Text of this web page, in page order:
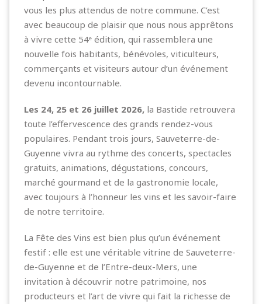
vous les plus attendus de notre commune. C’est
avec beaucoup de plaisir que nous nous apprêtons
à vivre cette 54ᵉ édition, qui rassemblera une
nouvelle fois habitants, bénévoles, viticulteurs,
commerçants et visiteurs autour d’un événement
devenu incontournable.
Les 24, 25 et 26 juillet 2026, la Bastide retrouvera
toute l’effervescence des grands rendez-vous
populaires. Pendant trois jours, Sauveterre-de-
Guyenne vivra au rythme des concerts, spectacles
gratuits, animations, dégustations, concours,
marché gourmand et de la gastronomie locale,
avec toujours à l’honneur les vins et les savoir-faire
de notre territoire.
La Fête des Vins est bien plus qu’un événement
festif : elle est une véritable vitrine de Sauveterre-
de-Guyenne et de l’Entre-deux-Mers, une
invitation à découvrir notre patrimoine, nos
producteurs et l’art de vivre qui fait la richesse de